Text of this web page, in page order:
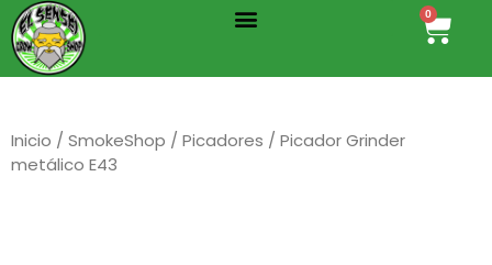
al
contenido
Menu 0
Cart
Inicio / SmokeShop / Picadores / Picador Grinder
metálico E43